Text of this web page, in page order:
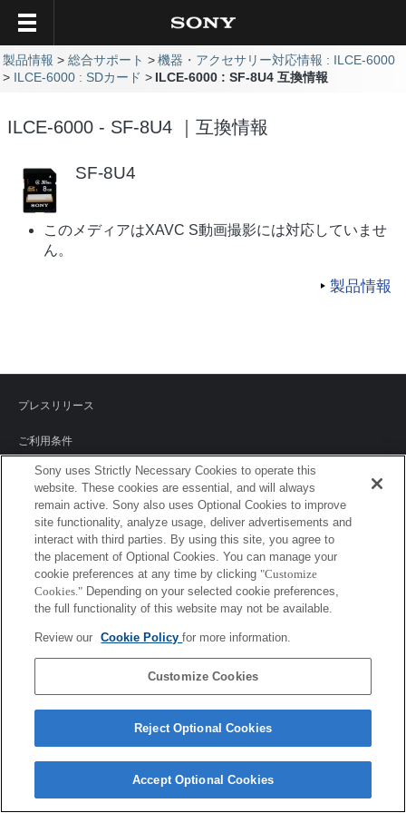
製品情報 総合サポート
機器・アクセサリー対応情報 : ILCE-6000
ILCE-6000 : SDカード
ILCE-6000 : SF-8U4 互換情報
ILCE-6000 - SF-8U4 ｜互換情報
SF-8U4
このメディアはXAVC S動画撮影には対応していませ
ん。
製品情報
プレスリリース
ご利用条件
環境情報
プライバシーポリシー
クッキーポリシー
Sony Corporation, Sony Marketing Inc.
Sony uses Strictly Necessary Cookies to operate this
website. These cookies are essential, and will always
remain active. Sony also uses Optional Cookies to improve
site functionality, analyze usage, deliver advertisements and
interact with third parties. By using this site, you agree to
the placement of Optional Cookies. You can manage your
cookie preferences at any time by clicking "Customize
Cookies." Depending on your selected cookie preferences,
the full functionality of this website may not be available.
Review our Cookie Policyfor more information.
Customize Cookies
Reject Optional Cookies
Accept Optional Cookies